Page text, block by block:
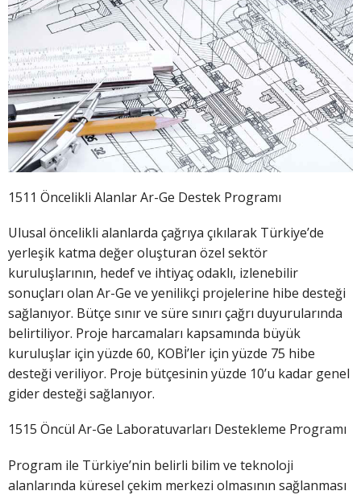
1511 Öncelikli Alanlar Ar-Ge Destek Programı
Ulusal öncelikli alanlarda çağrıya çıkılarak Türkiye’de
yerleşik katma değer oluşturan özel sektör
kuruluşlarının, hedef ve ihtiyaç odaklı, izlenebilir
sonuçları olan Ar-Ge ve yenilikçi projelerine hibe desteği
sağlanıyor. Bütçe sınır ve süre sınırı çağrı duyurularında
belirtiliyor. Proje harcamaları kapsamında büyük
kuruluşlar için yüzde 60, KOBİ’ler için yüzde 75 hibe
desteği veriliyor. Proje bütçesinin yüzde 10’u kadar genel
gider desteği sağlanıyor.
1515 Öncül Ar-Ge Laboratuvarları Destekleme Programı
Program ile Türkiye’nin belirli bilim ve teknoloji
alanlarında küresel çekim merkezi olmasının sağlanması